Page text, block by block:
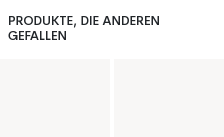
PRODUKTE, DIE ANDEREN
GEFALLEN